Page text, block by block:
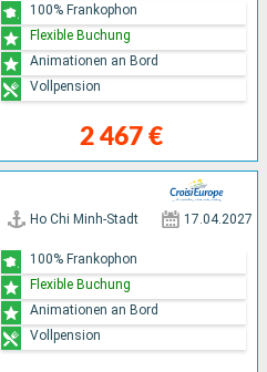
2 467 €
100% Frankophon
Flexible Buchung
Animationen an Bord
Vollpension
Ho Chi Minh-Stadt 17.04.2027
100% Frankophon
Flexible Buchung
Animationen an Bord
Vollpension